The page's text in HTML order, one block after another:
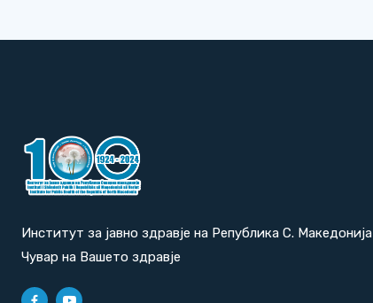
Институт за јавно здравје на Република С. Македонија
Чувар на Вашето здравје